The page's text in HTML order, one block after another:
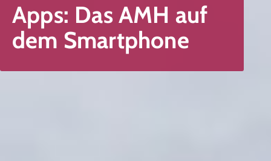
Apps: Das AMH auf
dem Smartphone